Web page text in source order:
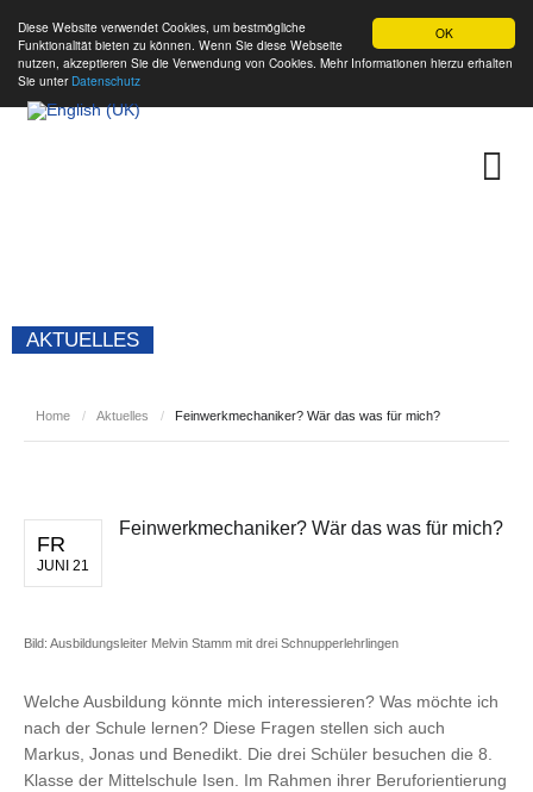
OK
Diese Website verwendet Cookies, um bestmögliche
Funktionalität bieten zu können. Wenn Sie diese Webseite
nutzen, akzeptieren Sie die Verwendung von Cookies. Mehr Informationen hierzu erhalten
Sie unter Datenschutz
AKTUELLES
Home / Aktuelles / Feinwerkmechaniker? Wär das was für mich?
FR
JUNI 21
Feinwerkmechaniker? Wär das was für mich?
Bild: Ausbildungsleiter Melvin Stamm mit drei Schnupperlehrlingen
Welche Ausbildung könnte mich interessieren? Was möchte ich
nach der Schule lernen? Diese Fragen stellen sich auch
Markus, Jonas und Benedikt. Die drei Schüler besuchen die 8.
Klasse der Mittelschule Isen. Im Rahmen ihrer Beruforientierung